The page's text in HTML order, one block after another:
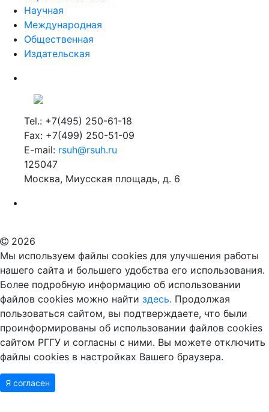
Научная
Международная
Общественная
Издательская
Tel.: +7(495) 250-61-18
Fax: +7(499) 250-51-09
E-mail: rsuh@rsuh.ru
125047
Москва, Миусская площадь, д. 6
2026
Мы используем файлы cookies для улучшения работы
нашего сайта и большего удобства его использования.
Более подробную информацию об использовании
файлов cookies можно найти здесь. Продолжая
пользоваться сайтом, вы подтверждаете, что были
проинформированы об использовании файлов cookies
сайтом РГГУ и согласны с ними. Вы можете отключить
файлы cookies в настройках Вашего браузера.
Я согласен